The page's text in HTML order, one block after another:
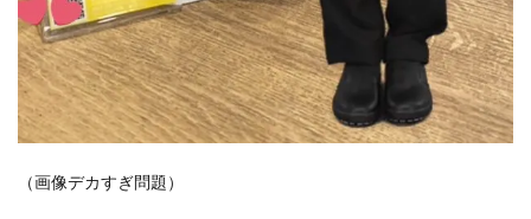
（画像デカすぎ問題）